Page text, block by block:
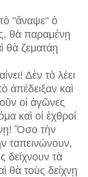
"ἄναψε" ὁ
θὰ παραμένῃ
θὰ ζεματάῃ
Δὲν τὸ λέει
ἀπέδειξαν καὶ
οἱ ἀγῶνες
καὶ οἱ ἐχθροί
Ὅσο τὴν
ταπεινώνουν,
δείχνουν τὰ
θὰ τοὺς δείχνῃ